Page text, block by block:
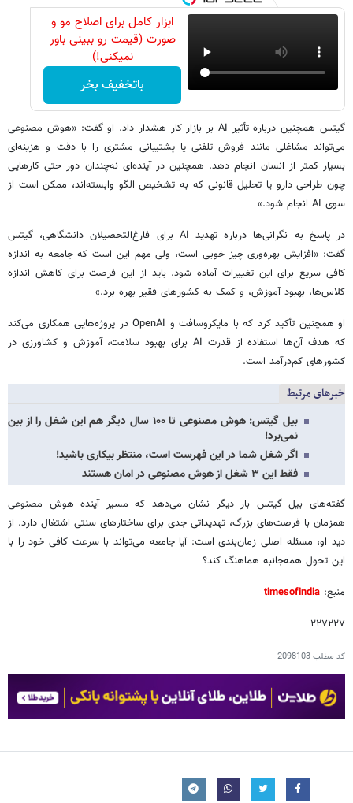
ابزار کامل برای اصلاح مو و
صورت (قیمت رو ببینی باور
نمیکنی!)
باتخفیف بخر
گیتس همچنین درباره تأثیر AI بر بازار کار هشدار داد. او گفت: «هوش مصنوعی
می‌تواند مشاغلی مانند فروش تلفنی یا پشتیبانی مشتری را با دقت و هزینه‌ای
بسیار کمتر از انسان انجام دهد. همچنین در آینده‌ای نه‌چندان دور حتی کارهایی
چون طراحی دارو یا تحلیل قانونی که به تشخیص الگو وابسته‌اند، ممکن است از
سوی AI انجام شود.»
در پاسخ به نگرانی‌ها درباره تهدید AI برای فارغ‌التحصیلان دانشگاهی، گیتس
گفت: «افزایش بهره‌وری چیز خوبی است، ولی مهم این است که جامعه به اندازه
کافی سریع برای این تغییرات آماده شود. باید از این فرصت برای کاهش اندازه
کلاس‌ها، بهبود آموزش، و کمک به کشورهای فقیر بهره برد.»
او همچنین تأکید کرد که با مایکروسافت و OpenAI در پروژه‌هایی همکاری می‌کند
که هدف آن‌ها استفاده از قدرت AI برای بهبود سلامت، آموزش و کشاورزی در
کشورهای کم‌درآمد است.
خبرهای مرتبط
بیل گیتس: هوش مصنوعی تا ۱۰۰ سال دیگر هم این شغل را از بین
نمی‌برد!
اگر شغل شما در این فهرست است، منتظر بیکاری باشید!
فقط این ۳ شغل از هوش مصنوعی در امان هستند
گفته‌های بیل گیتس بار دیگر نشان می‌دهد که مسیر آینده هوش مصنوعی
همزمان با فرصت‌های بزرگ، تهدیداتی جدی برای ساختارهای سنتی اشتغال دارد. از
دید او، مسئله اصلی زمان‌بندی است: آیا جامعه می‌تواند با سرعت کافی خود را با
این تحول همه‌جانبه هماهنگ کند؟
منبع: timesofindia
۲۲۷۲۲۷
کد مطلب2098103